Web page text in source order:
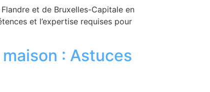
et de Bruxelles-Capitale en
et l’expertise requises pour
: Astuces